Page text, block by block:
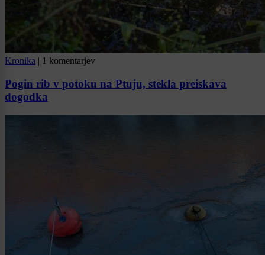
Kronika | 1 komentarjev
Pogin rib v potoku na Ptuju, stekla preiskava
dogodka